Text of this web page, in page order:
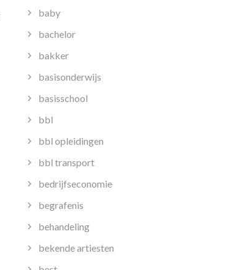
baby
bachelor
bakker
basisonderwijs
basisschool
bbl
bbl opleidingen
bbl transport
bedrijfseconomie
begrafenis
behandeling
bekende artiesten